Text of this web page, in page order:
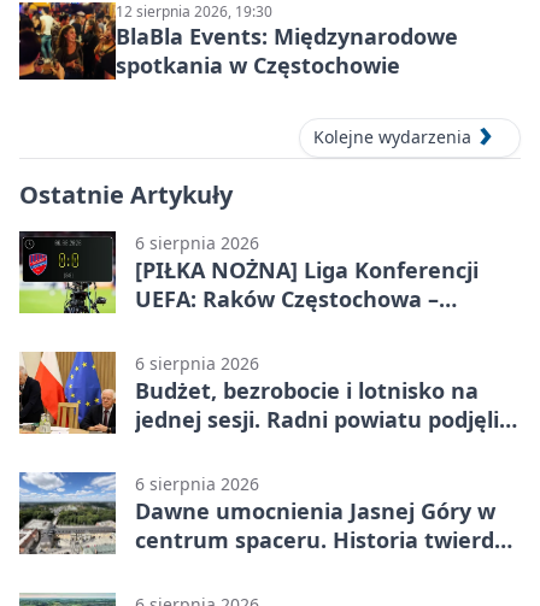
12 sierpnia 2026, 19:30
BlaBla Events: Międzynarodowe
spotkania w Częstochowie
Kolejne wydarzenia
Ostatnie Artykuły
6 sierpnia 2026
[PIŁKA NOŻNA] Liga Konferencji
UEFA: Raków Częstochowa –
meczu III rundy eliminacji
6 sierpnia 2026
Budżet, bezrobocie i lotnisko na
jednej sesji. Radni powiatu podjęli
6 sierpnia 2026
Dawne umocnienia Jasnej Góry w
centrum spaceru. Historia twierdzy